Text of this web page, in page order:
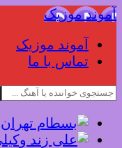
آموند موزیک
آموند موزیک
تماس با ما